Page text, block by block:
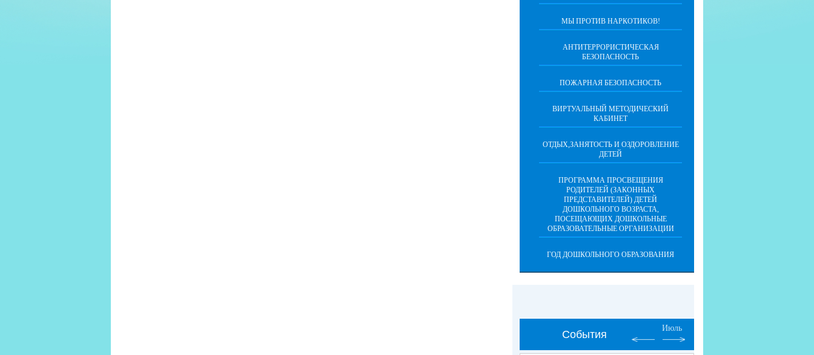
МЫ ПРОТИВ НАРКОТИКОВ!
АНТИТЕРРОРИСТИЧЕСКАЯ
БЕЗОПАСНОСТЬ
ПОЖАРНАЯ БЕЗОПАСНОСТЬ
ВИРТУАЛЬНЫЙ МЕТОДИЧЕСКИЙ
КАБИНЕТ
ОТДЫХ,ЗАНЯТОСТЬ И ОЗДОРОВЛЕНИЕ
ДЕТЕЙ
ПРОГРАММА ПРОСВЕЩЕНИЯ
РОДИТЕЛЕЙ (ЗАКОННЫХ
ПРЕДСТАВИТЕЛЕЙ) ДЕТЕЙ
ДОШКОЛЬНОГО ВОЗРАСТА,
ПОСЕЩАЮЩИХ ДОШКОЛЬНЫЕ
ОБРАЗОВАТЕЛЬНЫЕ ОРГАНИЗАЦИИ
ГОД ДОШКОЛЬНОГО ОБРАЗОВАНИЯ
События
Июль